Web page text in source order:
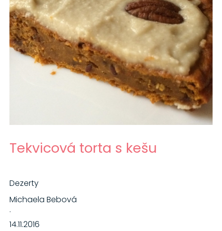
Tekvicová torta s kešu
Dezerty
Michaela Bebová
·
14.11.2016